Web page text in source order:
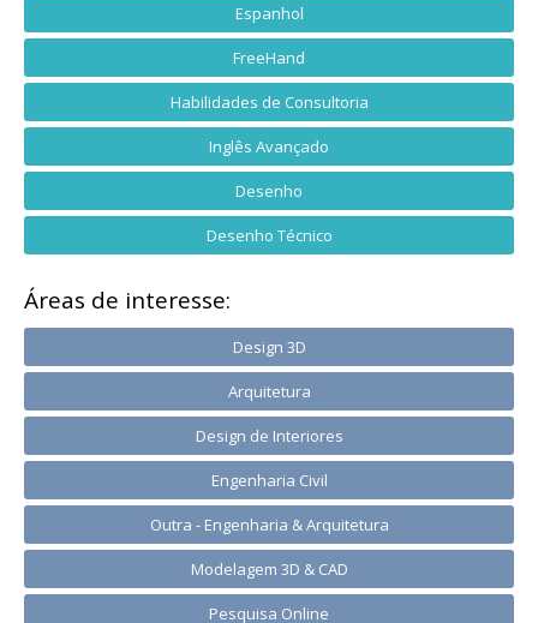
Espanhol
FreeHand
Habilidades de Consultoria
Inglês Avançado
Desenho
Desenho Técnico
Áreas de interesse:
Design 3D
Arquitetura
Design de Interiores
Engenharia Civil
Outra - Engenharia & Arquitetura
Modelagem 3D & CAD
Pesquisa Online